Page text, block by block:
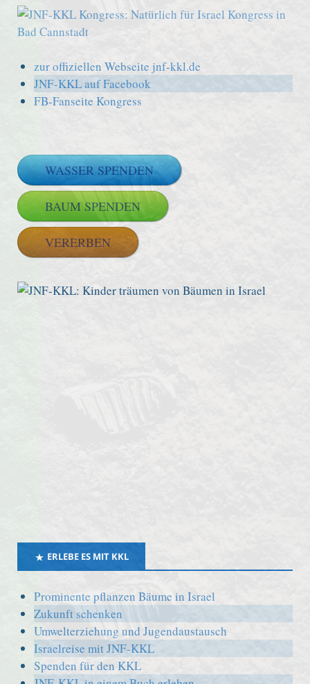
zur offiziellen Webseite jnf-kkl.de
JNF-KKL auf Facebook
FB-Fanseite Kongress
WASSER SPENDEN
BAUM SPENDEN
VERERBEN
ERLEBE ES MIT KKL
Prominente pflanzen Bäume in Israel
Zukunft schenken
Umwelterziehung und Jugendaustausch
Israelreise mit JNF-KKL
Spenden für den KKL